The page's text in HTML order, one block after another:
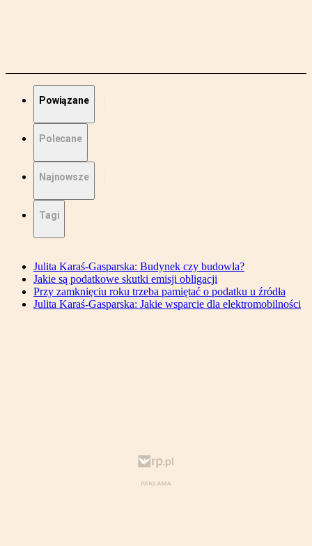
Powiązane
Polecane
Najnowsze
Tagi
Julita Karaś-Gasparska: Budynek czy budowla?
Jakie są podatkowe skutki emisji obligacji
Przy zamknięciu roku trzeba pamiętać o podatku u źródła
Julita Karaś-Gasparska: Jakie wsparcie dla elektromobilności